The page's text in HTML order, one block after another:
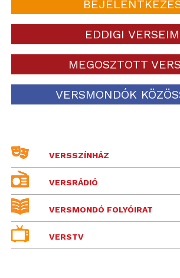
EDDIGI VERSEIM
MEGOSZTOTT
VERSMONDÓK
VERSSZÍNHÁZ
VERSRÁDIÓ
VERSMONDÓ FOLYÓIRAT
VERSTV